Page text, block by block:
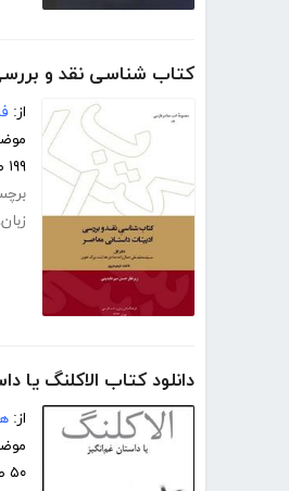
کتاب شناسی نقد و
از:
۱۹۹ صفحه
زبان
دانلود کتاب الاکلنگ یا
از:
۵۰ صفحه